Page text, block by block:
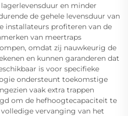
en minder
de gehele levensduur van
installateurs profiteren van de
van meertraps
omdat zij nauwkeurig de
en kunnen garanderen dat
is voor specifieke
ondersteunt toekomstige
vaak extra trappen
om de hefhoogtecapaciteit te
vervanging van het